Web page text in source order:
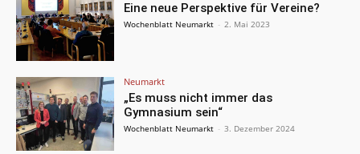
Eine neue Perspektive für Vereine?
Wochenblatt Neumarkt - 2. Mai 2023
Neumarkt
„Es muss nicht immer das
Gymnasium sein“
Wochenblatt Neumarkt - 3. Dezember 2024